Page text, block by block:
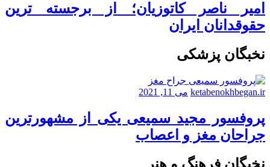
امیر ناصر کاتوزیان؛ از برجسته ترین
حقوقدانان ایران
نخبگان پزشکی
ketabenokhbegan.ir می 11, 2021
پروفسور مجید سمیعی یکی از مشهورترین
جراحان مغز و اعصاب